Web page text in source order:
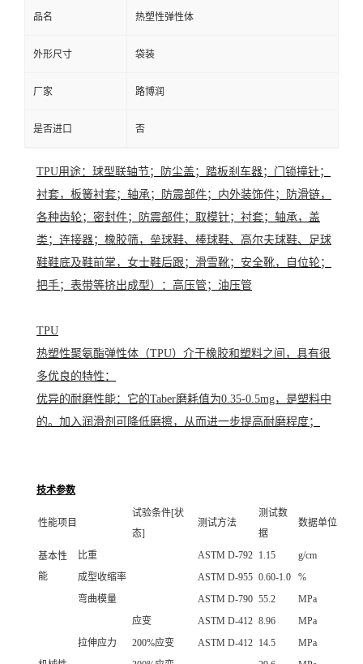
品名 热塑性弹性体
外形尺寸 袋装
厂家 路博润
是否进口 否
TPU用途：球型联轴节；防尘盖；踏板刹车器；门锁撞针；
衬套，板簧衬套；轴承；防震部件；内外装饰件；防滑链，
各种齿轮；密封件；防震部件；取模针；衬套；轴承，盖
类；连接器；橡胶筛，垒球鞋、棒球鞋、高尔夫球鞋、足球
鞋鞋底及鞋前掌，女士鞋后跟；滑雪靴；安全靴，自位轮；
把手；表带等挤出成型）：高压管；油压管
TPU
热塑性聚氨酯弹性体（TPU）介于橡胶和塑料之间，具有很
多优良的特性：
优异的耐磨性能：它的Taber磨耗值为0.35-0.5mg，是塑料中
的。加入润滑剂可降低磨擦，从而进一步提高耐磨程度；
技术参数
性能项目
试验条件[状
态]
测试方法
测试数
据
数据单位
基本性
能
比重 ASTM D-792 1.15
g/cm
成型收缩率
ASTM D-955 0.60-1.0 %
弯曲模量 ASTM D-790 55.2 MPa
拉伸应力
应变 ASTM D-412 8.96
MPa
200%应变
ASTM D-412 14.5
MPa